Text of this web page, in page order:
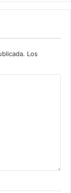
Los